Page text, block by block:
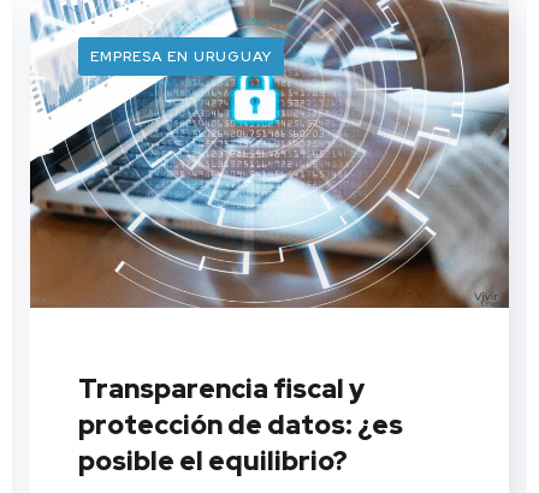
EMPRESA EN URUGUAY
Transparencia fiscal y
protección de datos: ¿es
posible el equilibrio?